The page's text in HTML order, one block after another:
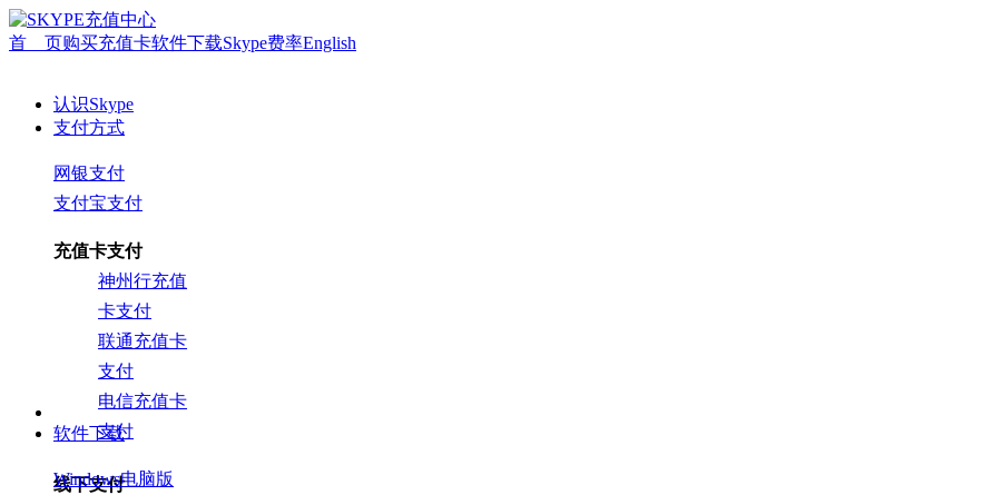
首 页购买充值卡软件下载Skype费率English
认识Skype
支付方式
网银支付
支付宝支付
充值卡支付
神州行充值
卡支付
联通充值卡
支付
电信充值卡
支付
线下支付
软件下载
Windows电脑版